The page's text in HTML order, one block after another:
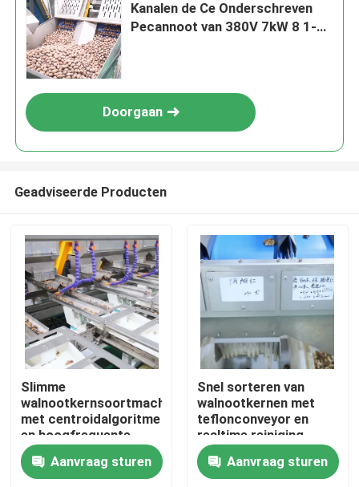
Huis
Producten
Videos
Kanalen de Ce Onderschreven
Pecannoot van 380V 7kW 8 1-2
Doorgaan
Geadviseerde Producten
Slimme
walnootkernsoortmachine
met centroidalgoritme
en hoogfrequente
magnetoventil, die
verontreinigende
stoffen verwijdert en
Aanvraag sturen
Snel sorteren van
walnootkernen met
teflonconveyor en
realtime reiniging,
waardoor
voedselveilig sorteren
mogelijk is met
Aanvraag sturen